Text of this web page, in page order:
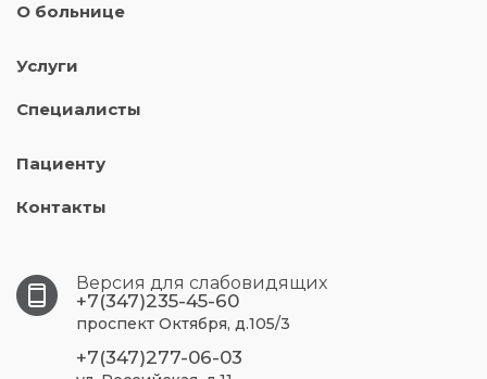
О больнице
Услуги
Специалисты
Пациенту
Контакты
Версия для слабовидящих
+7(347)235-45-60
проспект Октября, д.105/3
+7(347)277-06-03